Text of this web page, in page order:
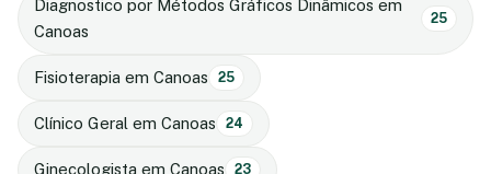
Diagnostico por Métodos Gráficos Dinâmicos em
Canoas
25
Fisioterapia em Canoas 25
Clínico Geral em Canoas 24
Ginecologista em Canoas 23